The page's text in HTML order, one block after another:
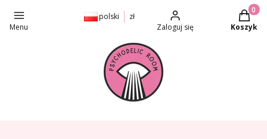
Menu
polski
zł
Zaloguj się
Koszyk